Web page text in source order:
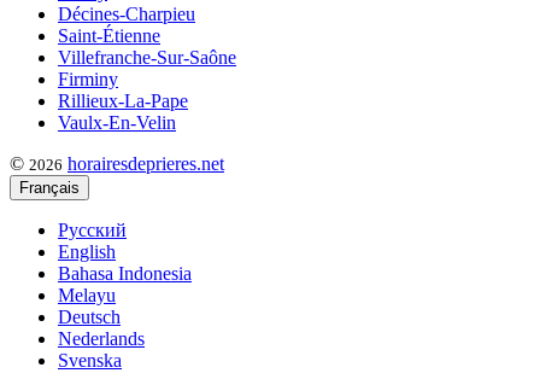
Décines-Charpieu
Saint-Étienne
Villefranche-Sur-Saône
Firminy
Rillieux-La-Pape
Vaulx-En-Velin
© 2026 horairesdeprieres.net
Français
Русский
English
Bahasa Indonesia
Melayu
Deutsch
Nederlands
Svenska